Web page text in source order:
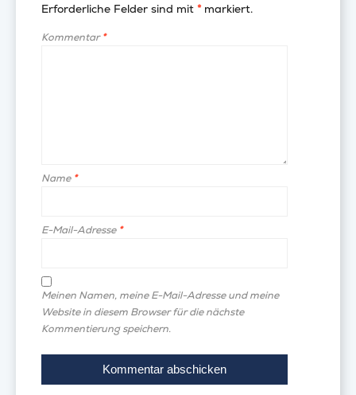
Erforderliche Felder sind mit *markiert.
Kommentar*
Name *
E-Mail-Adresse *
Meinen Namen, meine E-Mail-Adresse und meine
Website in diesem Browser für die nächste
Kommentierung speichern.